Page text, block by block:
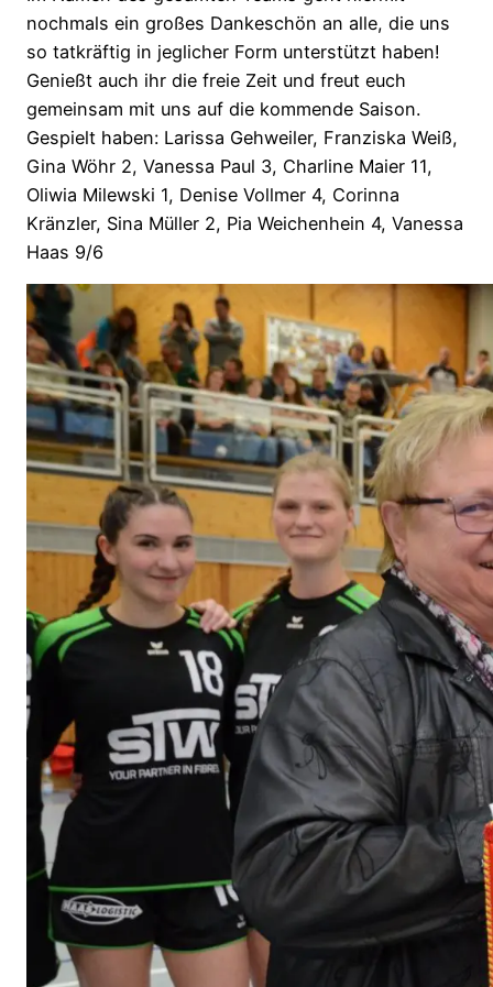
nochmals ein großes Dankeschön an alle, die uns
so tatkräftig in jeglicher Form unterstützt haben!
Genießt auch ihr die freie Zeit und freut euch
gemeinsam mit uns auf die kommende Saison.
Gespielt haben: Larissa Gehweiler, Franziska Weiß,
Gina Wöhr 2, Vanessa Paul 3, Charline Maier 11,
Oliwia Milewski 1, Denise Vollmer 4, Corinna
Kränzler, Sina Müller 2, Pia Weichenhein 4, Vanessa
Haas 9/6